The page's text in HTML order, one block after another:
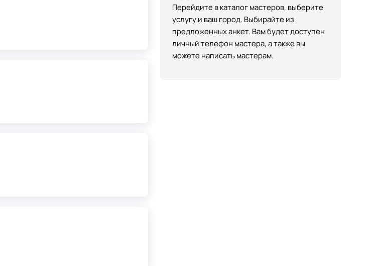
Перейдите в каталог мастеров, выберите
услугу и ваш город. Выбирайте из
предложенных анкет. Вам будет доступен
личный телефон мастера, а также вы
можете написать мастерам.